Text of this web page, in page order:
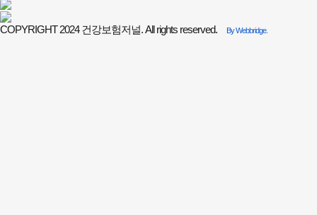
COPYRIGHT 2024 건강보험저널. All rights reserved. By Webbridge.